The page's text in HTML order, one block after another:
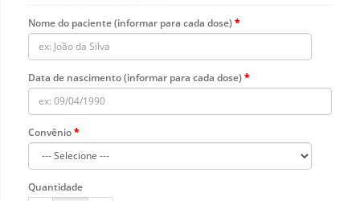
Nome do paciente (informar para cada dose)
Data de nascimento (informar para cada dose)
Convênio
Quantidade